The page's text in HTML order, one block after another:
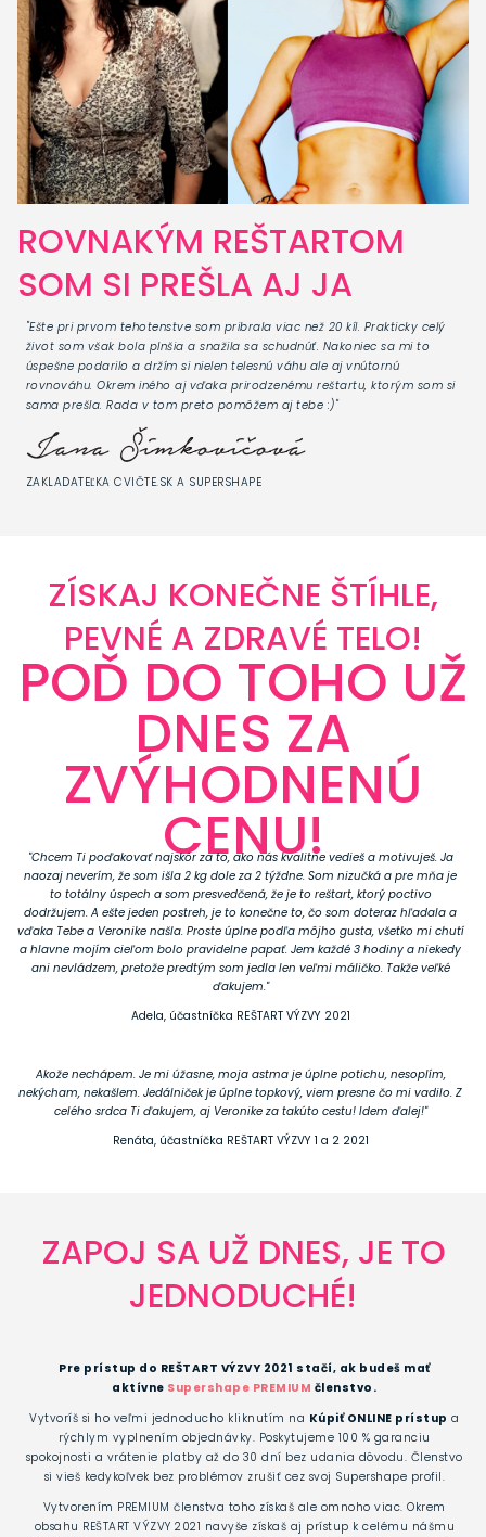
ROVNAKÝM REŠTARTOM
SOM SI PREŠLA AJ JA
"Ešte pri prvom tehotenstve som pribrala viac než 20 kíl. Prakticky celý
život som však bola plnšia a snažila sa schudnúť. Nakoniec sa mi to
úspešne podarilo a držím si nielen telesnú váhu ale aj vnútornú
rovnováhu. Okrem iného aj vďaka prirodzenému reštartu, ktorým som si
sama prešla. Rada v tom preto pomôžem aj tebe :)"
ZAKLADATEĽKA CVIČTE.SK A SUPERSHAPE
ZÍSKAJ KONEČNE ŠTÍHLE,
PEVNÉ A ZDRAVÉ TELO!
POĎ DO TOHO UŽ
DNES ZA
ZVÝHODNENÚ
CENU!
"Chcem Ti poďakovať najskôr za to, ako nás kvalitne vedieš a motivuješ. Ja
naozaj neverím, že som išla 2 kg dole za 2 týždne. Som nizučká a pre mňa je
to totálny úspech a som presvedčená, že je to reštart, ktorý poctivo
dodržujem. A ešte jeden postreh, je to konečne to, čo som doteraz hľadala a
vďaka Tebe a Veronike našla. Proste úplne podľa môjho gusta, všetko mi chutí
a hlavne mojím cieľom bolo pravidelne papať. Jem každé 3 hodiny a niekedy
ani nevládzem, pretože predtým som jedla len veľmi máličko. Takže veľké
ďakujem."
Adela, účastníčka REŠTART VÝZVY 2021
Akože nechápem. Je mi úžasne, moja astma je úplne potichu, nesoplím,
nekýcham, nekašlem. Jedálniček je úplne topkový, viem presne čo mi vadilo. Z
celého srdca Ti ďakujem, aj Veronike za takúto cestu! Idem ďalej!"
Renáta, účastníčka REŠTART VÝZVY 1 a 2 2021
ZAPOJ SA UŽ DNES, JE TO
JEDNODUCHÉ!
Pre prístup do REŠTART VÝZVY 2021 stačí, ak budeš mať
aktívne Supershape PREMIUM členstvo.
Vytvoríš si ho veľmi jednoducho kliknutím na Kúpiť ONLINE prístup a
rýchlym vyplnením objednávky. Poskytujeme 100 % garanciu
spokojnosti a vrátenie platby až do 30 dní bez udania dôvodu. Členstvo
si vieš kedykoľvek bez problémov zrušiť cez svoj Supershape profil.
Vytvorením PREMIUM členstva toho získaš ale omnoho viac. Okrem
obsahu REŠTART VÝZVY 2021 navyše získaš aj prístup k celému nášmu